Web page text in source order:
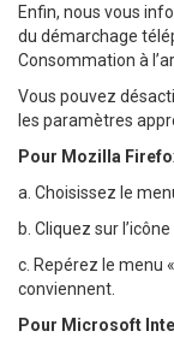
Enfin, nous vous
du démarchage
Consommation à
Vous pouvez
les paramètres
Pour Mozilla
a. Choisissez le
b. Cliquez sur
c. Repérez le menu
conviennent.
Pour Microsoft